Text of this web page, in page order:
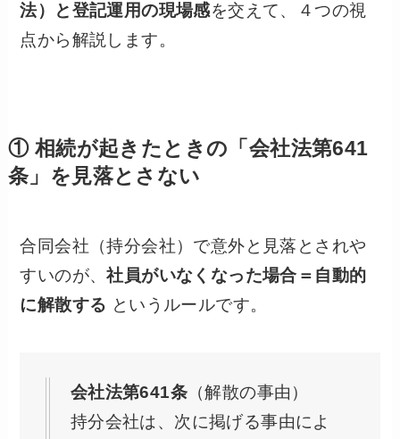
法）と登記運用の現場感を交えて、４つの視
点から解説します。
① 相続が起きたときの「会社法第641
条」を見落とさない
合同会社（持分会社）で意外と見落とされや
すいのが、社員がいなくなった場合＝自動的
に解散する というルールです。
会社法第641条 （解散の事由）
持分会社は、次に掲げる事由によ